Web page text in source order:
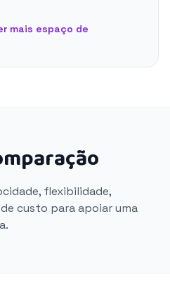
mais espaço de
flexibilidade,
custo para apoiar uma